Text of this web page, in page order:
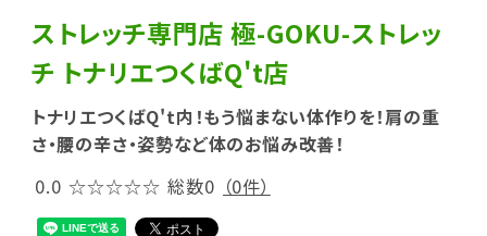
ストレッチ専門店 極-GOKU-ストレッ
チ トナリエつくばQ't店
トナリエつくばQ't内！もう悩まない体作りを！肩の重
さ・腰の辛さ・姿勢など体のお悩み改善！
0.0 ☆☆☆☆☆ 総数0 （0件）